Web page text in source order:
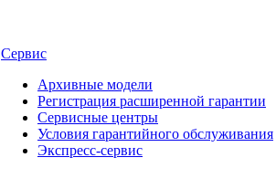
Сервис
Архивные модели
Регистрация расширенной гарантии
Сервисные центры
Условия гарантийного обслуживания
Экспресс-сервис